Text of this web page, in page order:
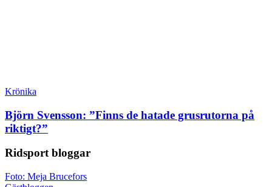
Krönika
Björn Svensson: ”Finns de hatade grusrutorna på
riktigt?”
Ridsportbloggar
Foto: Meja Brucefors